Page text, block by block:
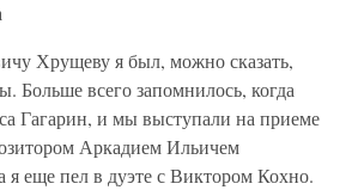
Хрущеву я был, можно сказать,
Больше всего запомнилось, когда
Гагарин, и мы выступали на приеме
Аркадием Ильичем
я еще пел в дуэте с Виктором Кохно.